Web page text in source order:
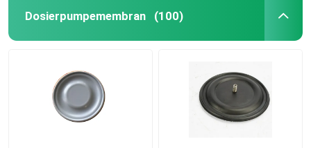
Dosierpumpemembran (100)